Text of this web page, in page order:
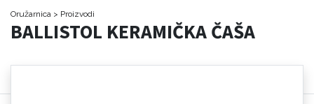
Oružarnica > Proizvodi
BALLISTOL KERAMIČKA ČAŠA